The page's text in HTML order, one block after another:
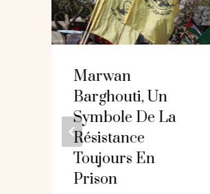
Marwan
Barghouti, Un
Symbole De La
Résistance
Toujours En
Prison